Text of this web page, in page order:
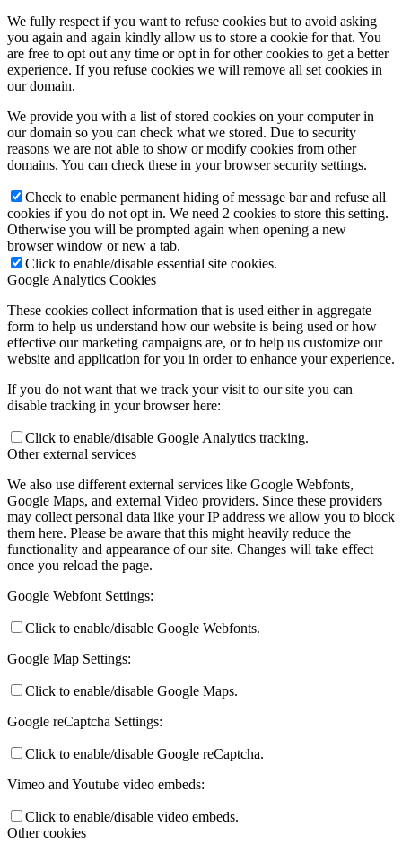
We fully respect if you want to refuse cookies but to avoid asking
you again and again kindly allow us to store a cookie for that. You
are free to opt out any time or opt in for other cookies to get a better
experience. If you refuse cookies we will remove all set cookies in
our domain.
We provide you with a list of stored cookies on your computer in
our domain so you can check what we stored. Due to security
reasons we are not able to show or modify cookies from other
domains. You can check these in your browser security settings.
Check to enable permanent hiding of message bar and refuse all
cookies if you do not opt in. We need 2 cookies to store this setting.
Otherwise you will be prompted again when opening a new
browser window or new a tab.
Click to enable/disable essential site cookies.
Google Analytics Cookies
These cookies collect information that is used either in aggregate
form to help us understand how our website is being used or how
effective our marketing campaigns are, or to help us customize our
website and application for you in order to enhance your experience.
If you do not want that we track your visit to our site you can
disable tracking in your browser here:
Click to enable/disable Google Analytics tracking.
Other external services
We also use different external services like Google Webfonts,
Google Maps, and external Video providers. Since these providers
may collect personal data like your IP address we allow you to block
them here. Please be aware that this might heavily reduce the
functionality and appearance of our site. Changes will take effect
once you reload the page.
Google Webfont Settings:
Click to enable/disable Google Webfonts.
Google Map Settings:
Click to enable/disable Google Maps.
Google reCaptcha Settings:
Click to enable/disable Google reCaptcha.
Vimeo and Youtube video embeds:
Click to enable/disable video embeds.
Other cookies